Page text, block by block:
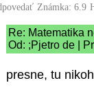
Známka: 6.9
Re: Matematika
Od: ;Pjetro de |
presne, tu